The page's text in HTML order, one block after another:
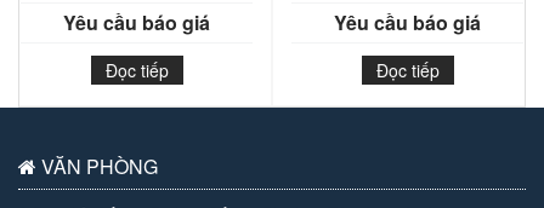
Real-time 25Mhz) – Rigol
Yêu cầu báo giá
Đọc tiếp
Rigol
Yêu cầu báo giá
Đọc tiếp
VĂN PHÒNG